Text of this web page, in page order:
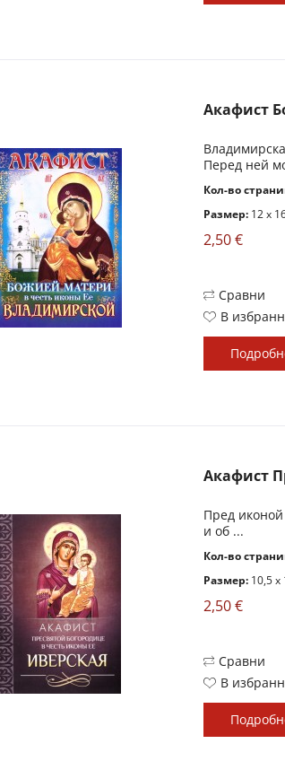
Акафист
Перед ней
Кол-во
Размер: 12 x
2,50 €
Сравни
В
Акафист
Пред
и об ...
Кол-во
Размер: 10,5 x
2,50 €
Сравни
В